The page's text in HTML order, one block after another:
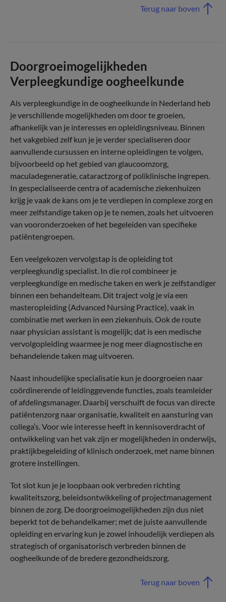
Terug naar boven
Doorgroeimogelijkheden
Verpleegkundige oogheelkunde
Als verpleegkundige in de oogheelkunde in Nederland heb
je verschillende mogelijkheden om door te groeien,
afhankelijk van je interesses en opleidingsniveau. Binnen
het vakgebied zelf kun je je verder specialiseren door
aanvullende cursussen en interne opleidingen te volgen,
bijvoorbeeld op het gebied van glaucoomzorg,
maculadegeneratie, cataractzorg of poliklinische ingrepen.
In gespecialiseerde centra of academische ziekenhuizen
krijg je vaak de kans om je te verdiepen in complexe zorg en
meer zelfstandige taken op je te nemen, zoals het uitvoeren
van vooronderzoeken of het begeleiden van specifieke
patiëntengroepen.
Een veelgekozen vervolgstap is de opleiding tot
verpleegkundig specialist. In die rol combineer je
verpleegkundige en medische taken en werk je zelfstandiger
binnen een behandelteam. Dit traject volg je via een
masteropleiding (Advanced Nursing Practice), vaak in
combinatie met werken in een ziekenhuis. Ook de route
naar physician assistant is mogelijk; dat is een medische
vervolgopleiding waarmee je nog meer diagnostische en
behandelende taken mag uitvoeren.
Naast inhoudelijke specialisatie kun je doorgroeien naar
coördinerende of leidinggevende functies, zoals teamleider
of afdelingsmanager. Daarbij verschuift de focus van directe
patiëntenzorg naar organisatie, kwaliteit en aansturing van
collega’s. Voor wie interesse heeft in kennisoverdracht of
ontwikkeling van het vak zijn er mogelijkheden in onderwijs,
praktijkbegeleiding of klinisch onderzoek, met name binnen
grotere instellingen.
Tot slot kun je je loopbaan ook verbreden richting
kwaliteitszorg, beleidsontwikkeling of projectmanagement
binnen de zorg. De doorgroeimogelijkheden zijn dus niet
beperkt tot de behandelkamer; met de juiste aanvullende
opleiding en ervaring kun je zowel inhoudelijk verdiepen als
strategisch of organisatorisch verbreden binnen de
oogheelkunde of de bredere gezondheidszorg.
Terug naar boven